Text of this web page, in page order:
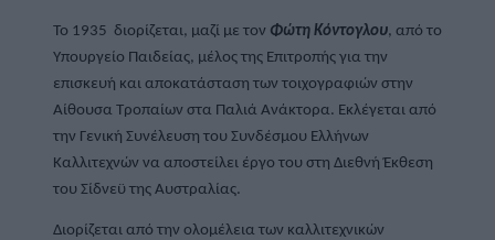
Το 1935  διορίζεται, μαζί με τον Φώτη Κόντογλου, από το
Υπουργείο Παιδείας, μέλος της Επιτροπής για την
επισκευή και αποκατάσταση των τοιχογραφιών στην
Αίθουσα Τροπαίων στα Παλιά Ανάκτορα. Εκλέγεται από
την Γενική Συνέλευση του Συνδέσμου Ελλήνων
Καλλιτεχνών να αποστείλει έργο του στη Διεθνή Έκθεση
του Σίδνεϋ της Αυστραλίας.
Διορίζεται από την ολομέλεια των καλλιτεχνικών